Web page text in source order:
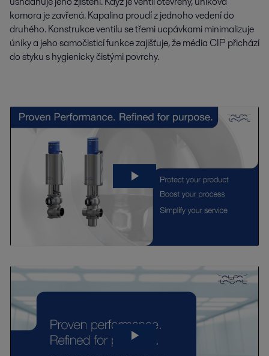
komora je zavřená. Kapalina proudí z jednoho vedení do
druhého. Konstrukce ventilu se třemi ucpávkami minimalizuje
úniky a jeho samočisticí funkce zajišťuje, že média CIP přichází
do styku s hygienicky čistými povrchy.